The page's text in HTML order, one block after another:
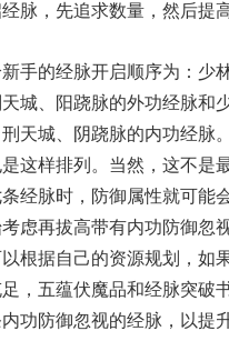
脉，先追求数量，然后提
手的经脉开启顺序为：少
城、阳跷脉的外功经脉和
天城、阴跷脉的内功经脉
这样排列。当然，这不是
经脉时，防御属性就可能
虑再拔高带有内功防御忽
根据自己的资源规划，如
，五蕴伏魔品和经脉突破
功防御忽视的经脉，以提